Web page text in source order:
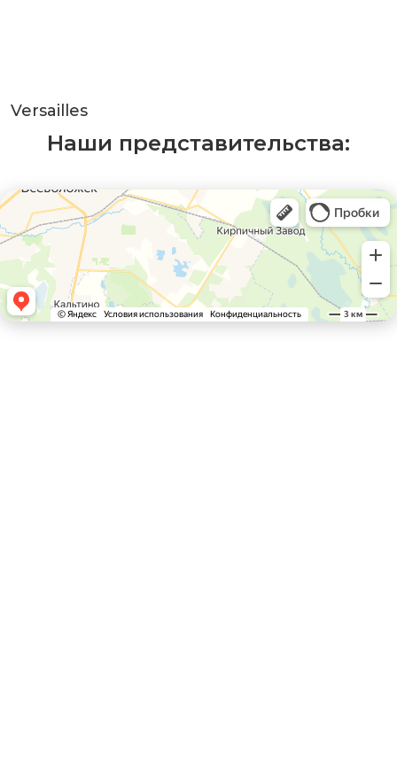
Versailles
Наши представительства: